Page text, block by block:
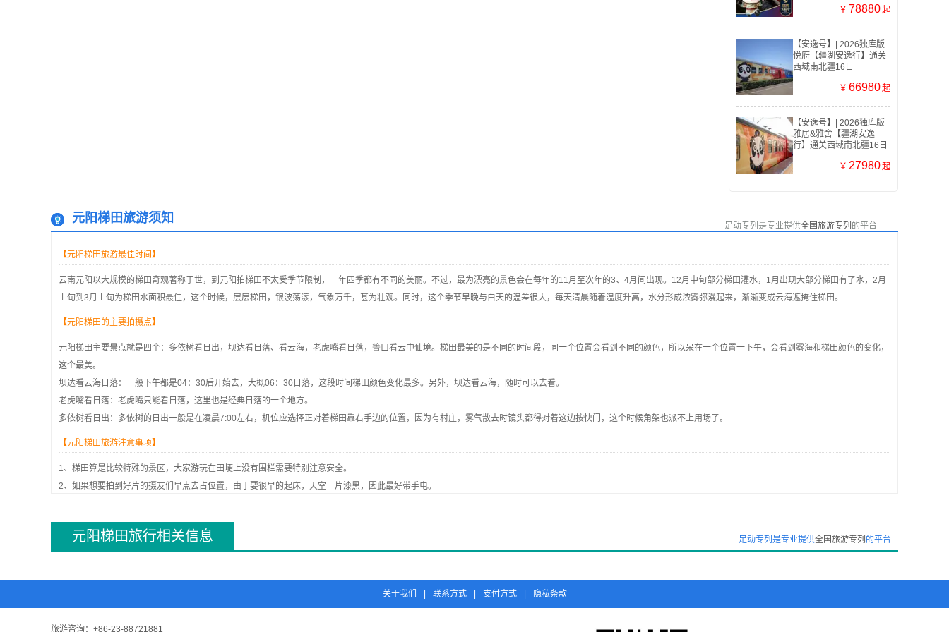
￥ 78880起
【安逸号】| 2026独库版
悦府【疆湖安逸行】通关
西域南北疆16日
￥ 66980起
【安逸号】| 2026独库版
雅居&雅舍【疆湖安逸
行】通关西域南北疆16日
￥ 27980起
足动专列是专业提供全国旅游专列 的平台
元阳梯田旅游须知
【元阳梯田旅游最佳时间】
云南元阳以大规模的梯田奇观著称于世，到元阳拍梯田不太受季节限制，一年四季都有不同的美丽。不过，最为漂亮的景色会在每年的11月至次年的3、4月间出现。12月中旬部分梯田灌水，1月出现大部分梯田有了水，2月
上旬到3月上旬为梯田水面积最佳，这个时候，层层梯田，银波荡漾，气象万千，甚为壮观。同时，这个季节早晚与白天的温差很大，每天清晨随着温度升高，水分形成浓雾弥漫起来，渐渐变成云海遮掩住梯田。
【元阳梯田的主要拍摄点】
元阳梯田主要景点就是四个：多依树看日出，坝达看日落、看云海，老虎嘴看日落，箐口看云中仙境。梯田最美的是不同的时间段，同一个位置会看到不同的颜色，所以呆在一个位置一下午，会看到雾海和梯田颜色的变化，
这个最美。
坝达看云海日落：一般下午都是04：30后开始去，大概06：30日落，这段时间梯田颜色变化最多。另外，坝达看云海，随时可以去看。
老虎嘴看日落：老虎嘴只能看日落，这里也是经典日落的一个地方。
多依树看日出：多依树的日出一般是在凌晨7:00左右，机位应选择正对着梯田靠右手边的位置，因为有村庄，雾气散去时镜头都得对着这边按快门，这个时候角架也派不上用场了。
【元阳梯田旅游注意事项】
1、梯田算是比较特殊的景区，大家游玩在田埂上没有围栏需要特别注意安全。
2、如果想要拍到好片的摄友们早点去占位置，由于要很早的起床，天空一片漆黑，因此最好带手电。
4、元阳各个景点之间的距离比较元，如果不是自驾的话，建议大家包车或者还是拼车。
5、友情提示一下，在旺季住宿千万要提前预定，首先价格会便宜一些，其次就是晚了可能预定不到了。
元阳梯田旅行相关信息 足动专列是专业提供全国旅游专列 的平台
关于我们 联系方式 支付方式 隐私条款
旅游咨询： +86-23-88721881